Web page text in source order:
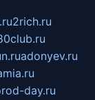
2rich.ru
adonyev.ru
day.ru